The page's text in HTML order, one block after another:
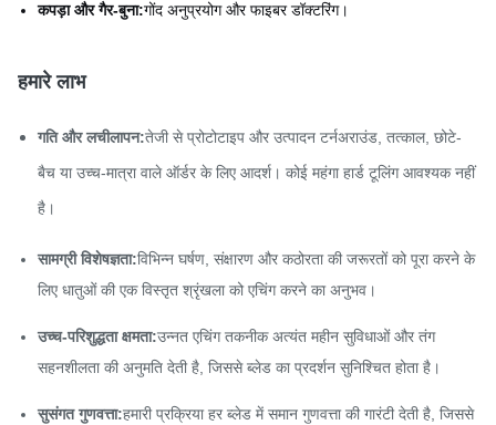
कपड़ा और गैर-बुना:गोंद अनुप्रयोग और फाइबर डॉक्टरिंग।
हमारे लाभ
गति और लचीलापन:तेजी से प्रोटोटाइप और उत्पादन टर्नअराउंड, तत्काल, छोटे-
बैच या उच्च-मात्रा वाले ऑर्डर के लिए आदर्श। कोई महंगा हार्ड टूलिंग आवश्यक नहीं
है।
सामग्री विशेषज्ञता:विभिन्न घर्षण, संक्षारण और कठोरता की जरूरतों को पूरा करने के
लिए धातुओं की एक विस्तृत श्रृंखला को एचिंग करने का अनुभव।
उच्च-परिशुद्धता क्षमता:उन्नत एचिंग तकनीक अत्यंत महीन सुविधाओं और तंग
सहनशीलता की अनुमति देती है, जिससे ब्लेड का प्रदर्शन सुनिश्चित होता है।
सुसंगत गुणवत्ता:हमारी प्रक्रिया हर ब्लेड में समान गुणवत्ता की गारंटी देती है, जिससे